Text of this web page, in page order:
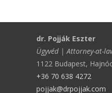
dr. Pojják Eszter
Ügyvéd | Attorney-at-
1122 Budapest,
+36 70 638 4272
pojjak@drpojjak.com